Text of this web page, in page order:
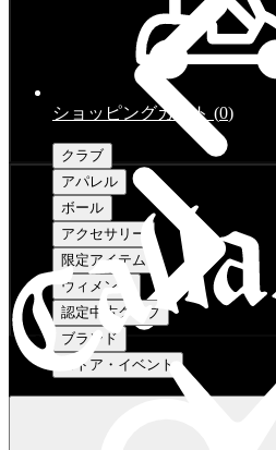
ショッピングカート (0)
クラブ
アパレル
ボール
アクセサリー
限定アイテム
ウィメンズ
認定中古クラブ
ブランド
ストア・イベント